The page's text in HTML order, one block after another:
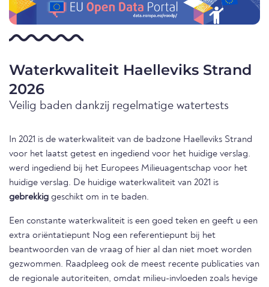
Waterkwaliteit Haelleviks Strand
2026
Veilig baden dankzij regelmatige watertests
In 2021 is de waterkwaliteit van de badzone Haelleviks Strand
voor het laatst getest en ingediend voor het huidige verslag.
werd ingediend bij het Europees Milieuagentschap voor het
huidige verslag. De huidige waterkwaliteit van 2021 is
gebrekkig geschikt om in te baden.
Een constante waterkwaliteit is een goed teken en geeft u een
extra oriëntatiepunt Nog een referentiepunt bij het
beantwoorden van de vraag of hier al dan niet moet worden
gezwommen. Raadpleeg ook de meest recente publicaties van
de regionale autoriteiten, omdat milieu-invloeden zoals hevige